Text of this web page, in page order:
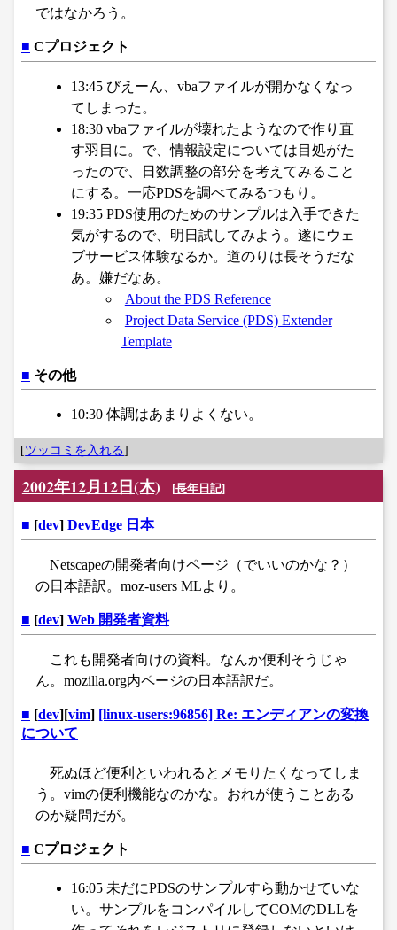
ではなかろう。
■ Cプロジェクト
13:45 びえーん、vbaファイルが開かなくなっ
てしまった。
18:30 vbaファイルが壊れたようなので作り直
す羽目に。で、情報設定については目処がた
ったので、日数調整の部分を考えてみること
にする。一応PDSを調べてみるつもり。
19:35 PDS使用のためのサンプルは入手できた
気がするので、明日試してみよう。遂にウェ
ブサービス体験なるか。道のりは長そうだな
あ。嫌だなあ。
About the PDS Reference
Project Data Service (PDS) Extender
Template
■ その他
10:30 体調はあまりよくない。
[ツッコミを入れる]
2002年12月12日(木) [長年日記]
■ [dev] DevEdge 日本
Netscapeの開発者向けページ（でいいのかな？）
の日本語訳。moz-users MLより。
■ [dev] Web 開発者資料
これも開発者向けの資料。なんか便利そうじゃ
ん。mozilla.org内ページの日本語訳だ。
■ [dev][vim] [linux-users:96856] Re: エンディアンの変換
について
死ぬほど便利といわれるとメモりたくなってしま
う。vimの便利機能なのかな。おれが使うことある
のか疑問だが。
■ Cプロジェクト
16:05 未だにPDSのサンプルすら動かせていな
い。サンプルをコンパイルしてCOMのDLLを